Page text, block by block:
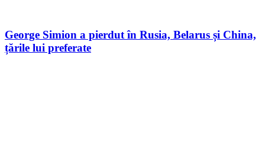
George Simion a pierdut în Rusia, Belarus și China,
țările lui preferate